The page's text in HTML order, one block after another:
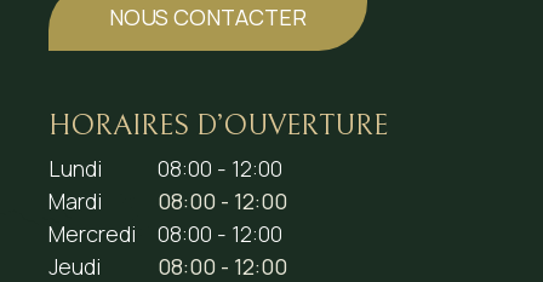
NOUS CONTACTER
HORAIRES D’OUVERTURE
Lundi
08:00 - 12:00
Mardi
08:00 - 12:00
Mercredi
08:00 - 12:00
Jeudi
08:00 - 12:00